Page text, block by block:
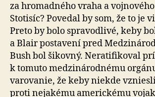
za hro­mad­ného vraha a
Sto­tisíc? Povedal by som, že to je
Preto by bolo spra­vod­livé, keby
a Blair posta­vení pred
Bush bol šikovný. Ne­ra­ti­fi­ko­val
k to­muto me­dzi­ná­rod­nému
va­ro­va­nie, že keby niekde
proti nejakému americkému